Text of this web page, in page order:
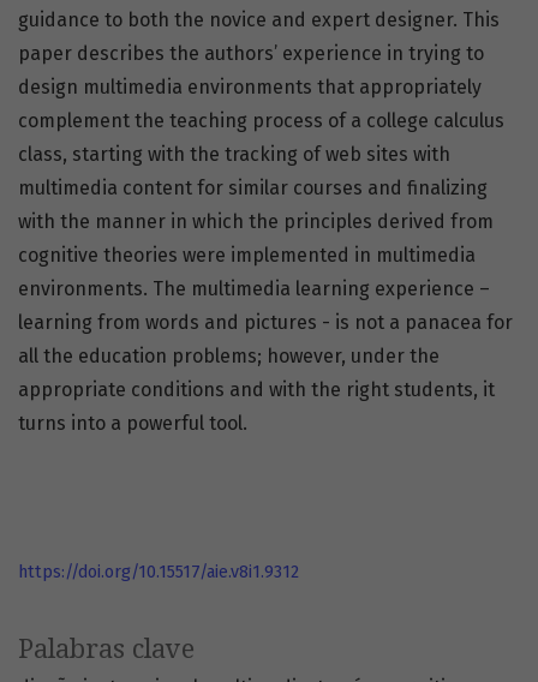
Palabras clave
guidance to both the novice and expert designer. This
paper describes the authors’ experience in trying to
design multimedia environments that appropriately
complement the teaching process of a college calculus
class, starting with the tracking of web sites with
multimedia content for similar courses and finalizing
with the manner in which the principles derived from
cognitive theories were implemented in multimedia
environments. The multimedia learning experience –
learning from words and pictures - is not a panacea for
all the education problems; however, under the
appropriate conditions and with the right students, it
turns into a powerful tool.
https://doi.org/10.15517/aie.v8i1.9312